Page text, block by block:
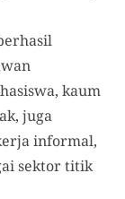
kaum
juga
informal,
sektor titik